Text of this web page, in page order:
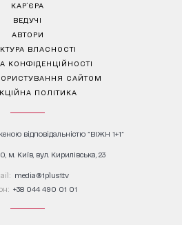
КАР’ЄРА
ВЕДУЧІ
АВТОРИ
ВЛАСНОСТІ
КОНФІДЕНЦІЙНОСТІ
САЙТОМ
ПОЛІТИКА
відповідальністю "ВІЖН 1+1"
м. Київ, вул. Кирилівська, 23
media@1plus1.tv
+38 044 490 01 01